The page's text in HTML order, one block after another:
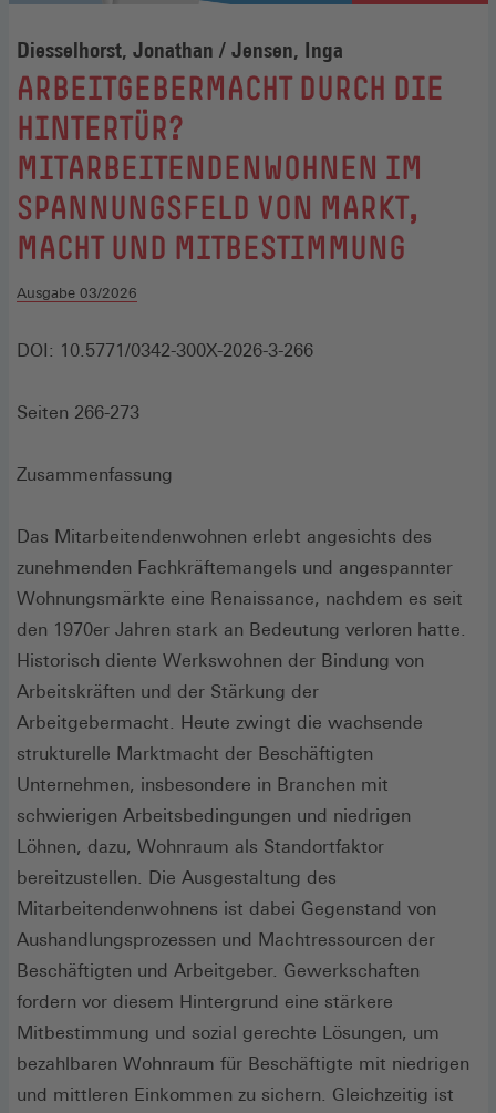
Diesselhorst, Jonathan / Jensen, Inga
:
ARBEITGEBERMACHT DURCH DIE
HINTERTÜR?
MITARBEITENDENWOHNEN IM
SPANNUNGSFELD VON MARKT,
MACHT UND MITBESTIMMUNG
Ausgabe 03/2026
DOI: 10.5771/0342-300X-2026-3-266
Seiten 266-273
Zusammenfassung
Das Mitarbeitendenwohnen erlebt angesichts des
zunehmenden Fachkräftemangels und angespannter
Wohnungsmärkte eine Renaissance, nachdem es seit
den 1970er Jahren stark an Bedeutung verloren hatte.
Historisch diente Werkswohnen der Bindung von
Arbeitskräften und der Stärkung der
Arbeitgebermacht. Heute zwingt die wachsende
strukturelle Marktmacht der Beschäftigten
Unternehmen, insbesondere in Branchen mit
schwierigen Arbeitsbedingungen und niedrigen
Löhnen, dazu, Wohnraum als Standortfaktor
bereitzustellen. Die Ausgestaltung des
Mitarbeitendenwohnens ist dabei Gegenstand von
Aushandlungsprozessen und Machtressourcen der
Beschäftigten und Arbeitgeber. Gewerkschaften
fordern vor diesem Hintergrund eine stärkere
Mitbestimmung und sozial gerechte Lösungen, um
bezahlbaren Wohnraum für Beschäftigte mit niedrigen
und mittleren Einkommen zu sichern. Gleichzeitig ist